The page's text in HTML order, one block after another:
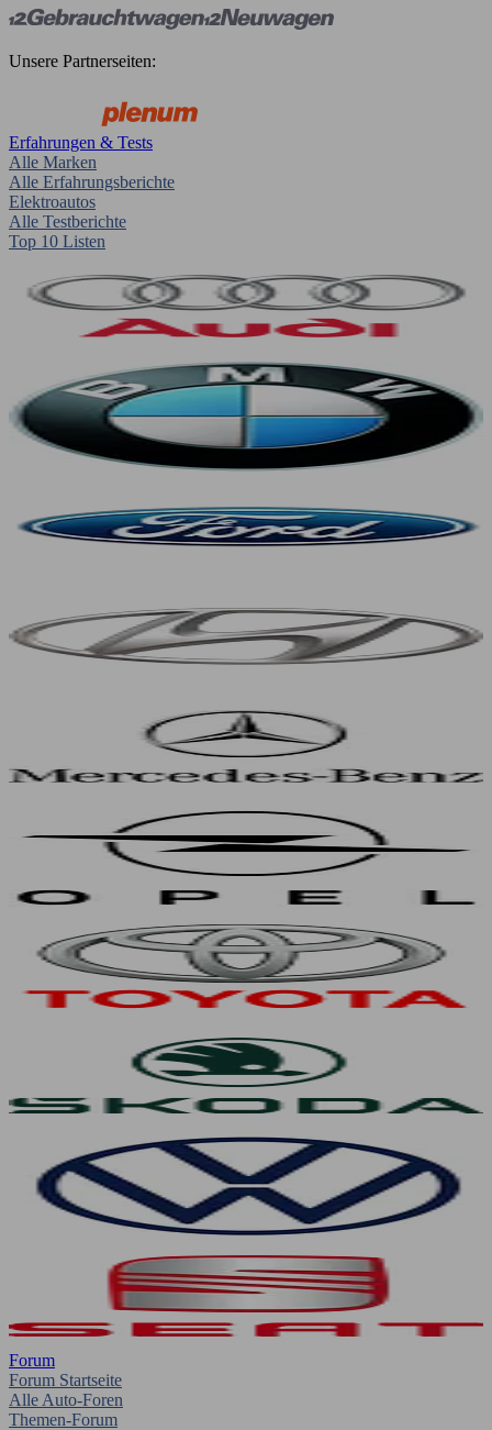
Unsere Partnerseiten:
Erfahrungen & Tests
Alle Marken
Alle Erfahrungsberichte
Elektroautos
Alle Testberichte
Top 10 Listen
Forum
Forum Startseite
Alle Auto-Foren
Themen-Forum